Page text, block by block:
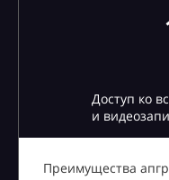
Доступ ко
и
Преимущества